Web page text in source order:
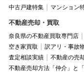
中古戸建特集
マンション
不動産売却・買取
奈良県の不動産買取専門店
空き家買取
訳アリ・事故
査定相談実績
不動産の売
不動産売却方法「仲介」と